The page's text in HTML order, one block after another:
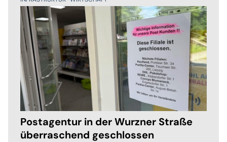
Postagentur in der Wurzner Straße
überraschend geschlossen